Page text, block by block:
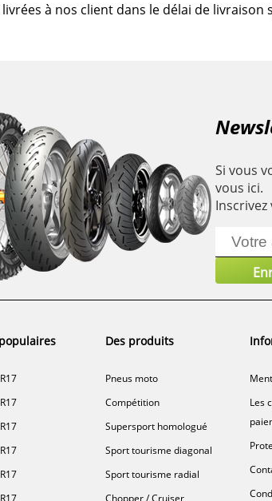
à nos client dans le délai de livraison
Si vous
vous ici.
Des produits
Pneus moto
Compétition
Supersport homologué
Sport tourisme diagonal
Sport tourisme radial
Chopper / Cruiser
Les